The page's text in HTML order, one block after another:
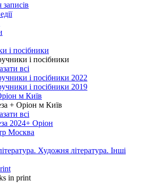
і посібники
і посібники
всі
і посібники 2022
і посібники 2019
м Київ
+ Оріон м Київ
всі
2024+ Оріон
Москва
Художня література. Інші
in print